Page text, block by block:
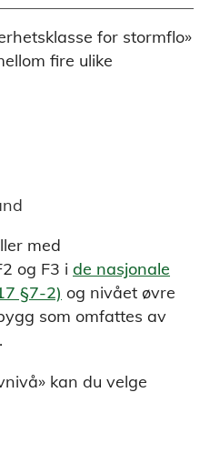
for stormflo»
fire ulike
med
og F3 i de nasjonale
§7-2) og nivået øvre
som omfattes av
kan du velge